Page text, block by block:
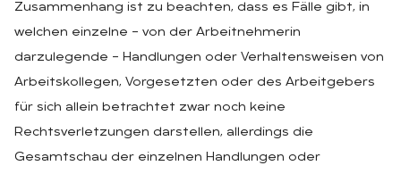
Zusammenhang ist zu beachten, dass es Fälle gibt, in
welchen einzelne – von der Arbeitnehmerin
darzulegende – Handlungen oder Verhaltensweisen von
Arbeitskollegen, Vorgesetzten oder des Arbeitgebers
für sich allein betrachtet zwar noch keine
Rechtsverletzungen darstellen, allerdings die
Gesamtschau der einzelnen Handlungen oder